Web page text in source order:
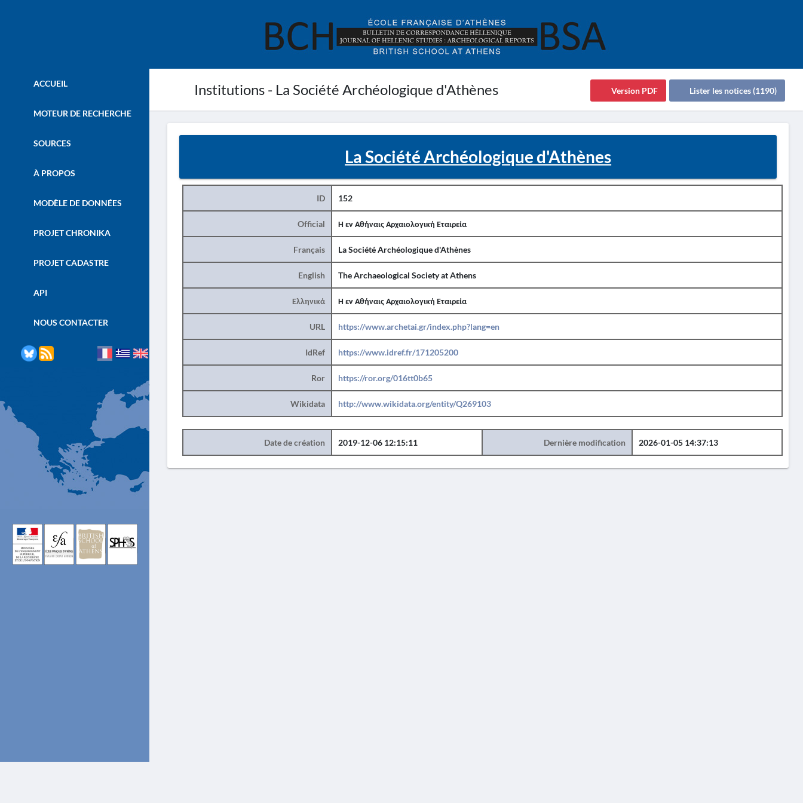
Institutions - La Société Archéologique d'Athènes Lister les notices (1190)
Version PDF
ACCUEIL
MOTEUR DE RECHERCHE
SOURCES
À PROPOS
MODÈLE DE DONNÉES
PROJET CHRONIKA
PROJET CADASTRE
API
NOUS CONTACTER
La Société Archéologique d'Athènes
ID 152
Official Η εν Αθήναις Αρχαιολογική Εταιρεία
Français La Société Archéologique d'Athènes
English The Archaeological Society at Athens
Ελληνικά Η εν Αθήναις Αρχαιολογική Εταιρεία
URL https://www.archetai.gr/index.php?lang=en
IdRef https://www.idref.fr/171205200
Ror https://ror.org/016tt0b65
Wikidata http://www.wikidata.org/entity/Q269103
Date de création 2019-12-06 12:15:11 Dernière modification 2026-01-05 14:37:13